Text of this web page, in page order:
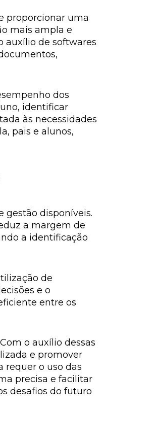
proporcionar uma
mais ampla e
auxílio de softwares
dos
identificar
às necessidades
pais e alunos,
gestão disponíveis.
a margem de
a identificação
de
e o
entre os
o auxílio dessas
e promover
requer o uso das
precisa e facilitar
desafios do futuro